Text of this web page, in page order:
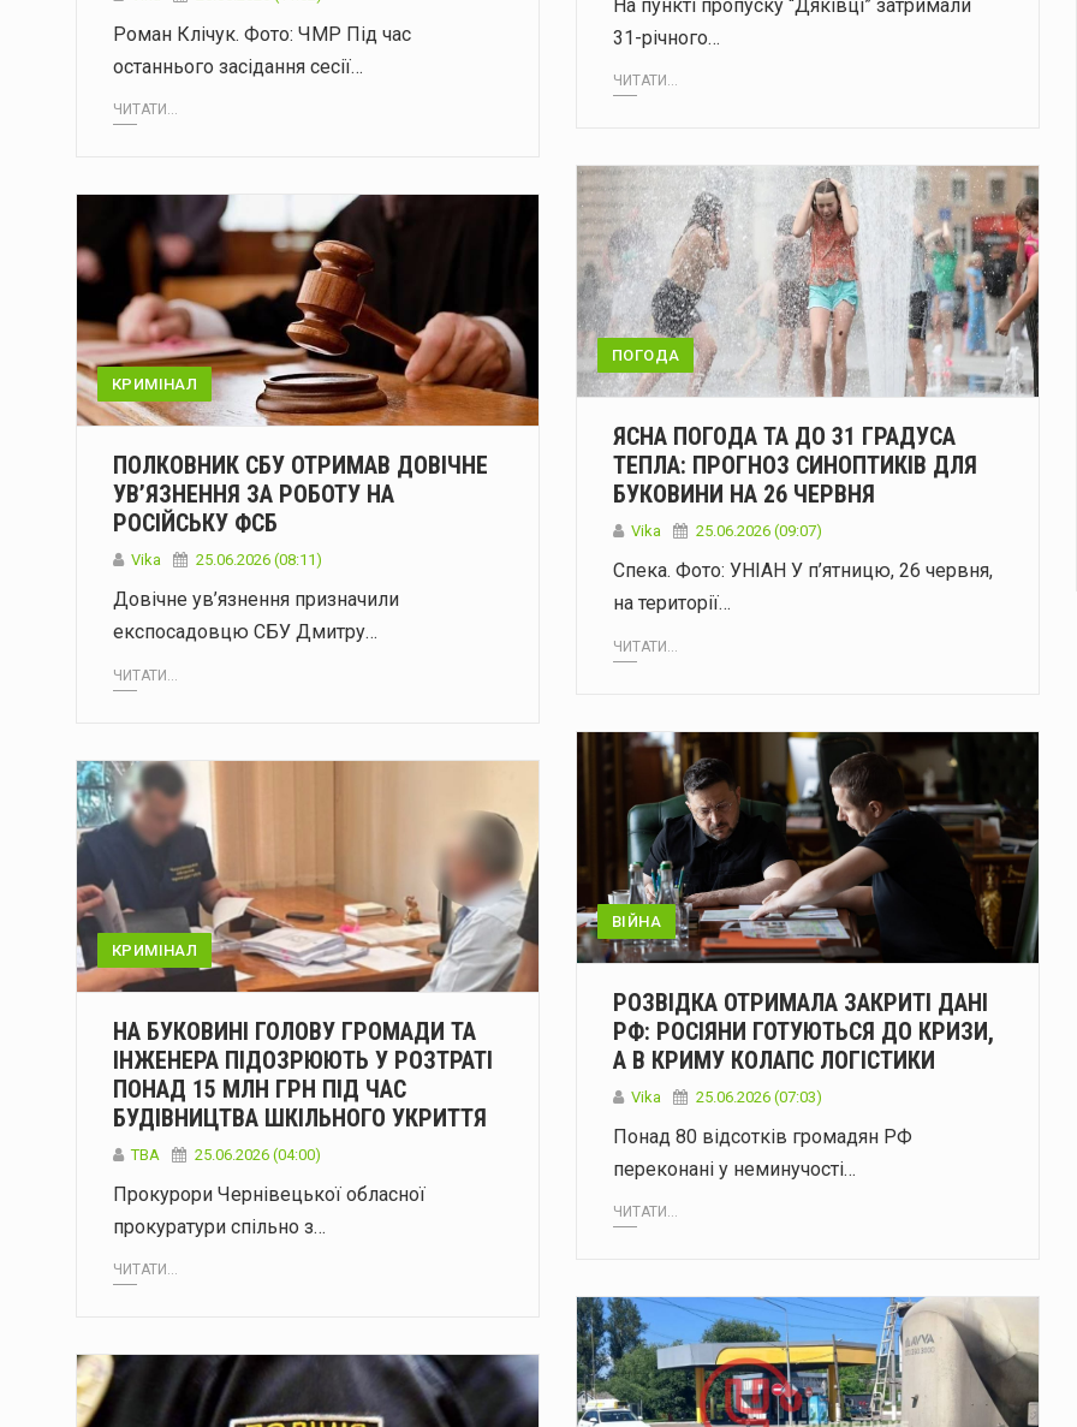
Роман Клічук. Фото: ЧМР Під час
останнього засідання сесії…
ЧИТАТИ...
На пункті пропуску “Дяківці” затримали
31-річного…
ЧИТАТИ...
ПОГОДА
ЯСНА ПОГОДА ТА ДО 31 ГРАДУСА
ТЕПЛА: ПРОГНОЗ СИНОПТИКІВ ДЛЯ
БУКОВИНИ НА 26 ЧЕРВНЯ
Vika 25.06.2026 (09:07)
Спека. Фото: УНІАН У п’ятницю, 26 червня,
на території…
ЧИТАТИ...
КРИМІНАЛ
ПОЛКОВНИК СБУ ОТРИМАВ ДОВІЧНЕ
УВ’ЯЗНЕННЯ ЗА РОБОТУ НА
РОСІЙСЬКУ ФСБ
Vika 25.06.2026 (08:11)
Довічне ув’язнення призначили
експосадовцю СБУ Дмитру…
ЧИТАТИ...
ВІЙНА
РОЗВІДКА ОТРИМАЛА ЗАКРИТІ ДАНІ
РФ: РОСІЯНИ ГОТУЮТЬСЯ ДО КРИЗИ,
А В КРИМУ КОЛАПС ЛОГІСТИКИ
Vika 25.06.2026 (07:03)
Понад 80 відсотків громадян РФ
переконані у неминучості…
ЧИТАТИ...
КРИМІНАЛ
НА БУКОВИНІ ГОЛОВУ ГРОМАДИ ТА
ІНЖЕНЕРА ПІДОЗРЮЮТЬ У РОЗТРАТІ
ПОНАД 15 МЛН ГРН ПІД ЧАС
БУДІВНИЦТВА ШКІЛЬНОГО УКРИТТЯ
ТВА 25.06.2026 (04:00)
Прокурори Чернівецької обласної
прокуратури спільно з…
ЧИТАТИ...